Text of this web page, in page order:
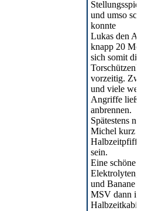
Stellungsspiel.
und umso
konnte
Lukas den
knapp 20
sich somit die
vorzeitig. Zwei
und viele
Angriffe
anbrennen.
Spätestens
Michel kurz
Halbzeitpfiff
sein.
Eine schöne
Elektrolyten,
und Banane
MSV dann in